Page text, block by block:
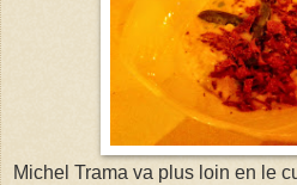
Michel Trama va plus loin en le